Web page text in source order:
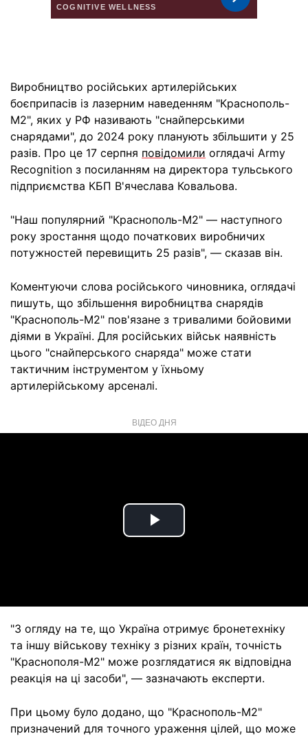
Виробництво російських артилерійських
боєприпасів із лазерним наведенням "Краснополь-
М2", яких у РФ називають "снайперськими
снарядами", до 2024 року планують збільшити у 25
разів. Про це 17 серпня повідомили оглядачі Army
Recognition з посиланням на директора тульського
підприємства КБП В'ячеслава Ковальова.
"Наш популярний "Краснополь-М2" — наступного
року зростання щодо початкових виробничих
потужностей перевищить 25 разів", — сказав він.
Коментуючи слова російського чиновника, оглядачі
пишуть, що збільшення виробництва снарядів
"Краснополь-М2" пов'язане з тривалими бойовими
діями в Україні. Для російських військ наявність
цього "снайперського снаряда" може стати
тактичним інструментом у їхньому
артилерійському арсеналі.
ВІДЕО ДНЯ
Play
"З огляду на те, що Україна отримує бронетехніку
та іншу військову техніку з різних країн, точність
"Краснополя-М2" може розглядатися як відповідна
реакція на ці засоби", — зазначають експерти.
При цьому було додано, що "Краснополь-М2"
призначений для точного ураження цілей, що може